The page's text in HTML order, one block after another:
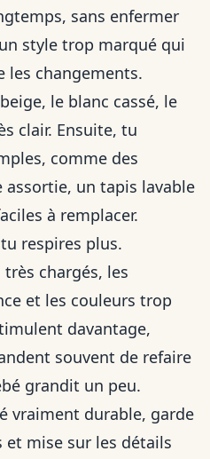
sans enfermer
style trop marqué qui
les changements.
le blanc cassé, le
clair. Ensuite, tu
comme des
un tapis lavable
à remplacer.
respires plus.
chargés, les
et les couleurs trop
davantage,
souvent de refaire
grandit un peu.
vraiment durable, garde
et mise sur les détails